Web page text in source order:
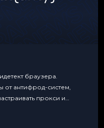
браузера.
от антифрод-систем,
прокси и